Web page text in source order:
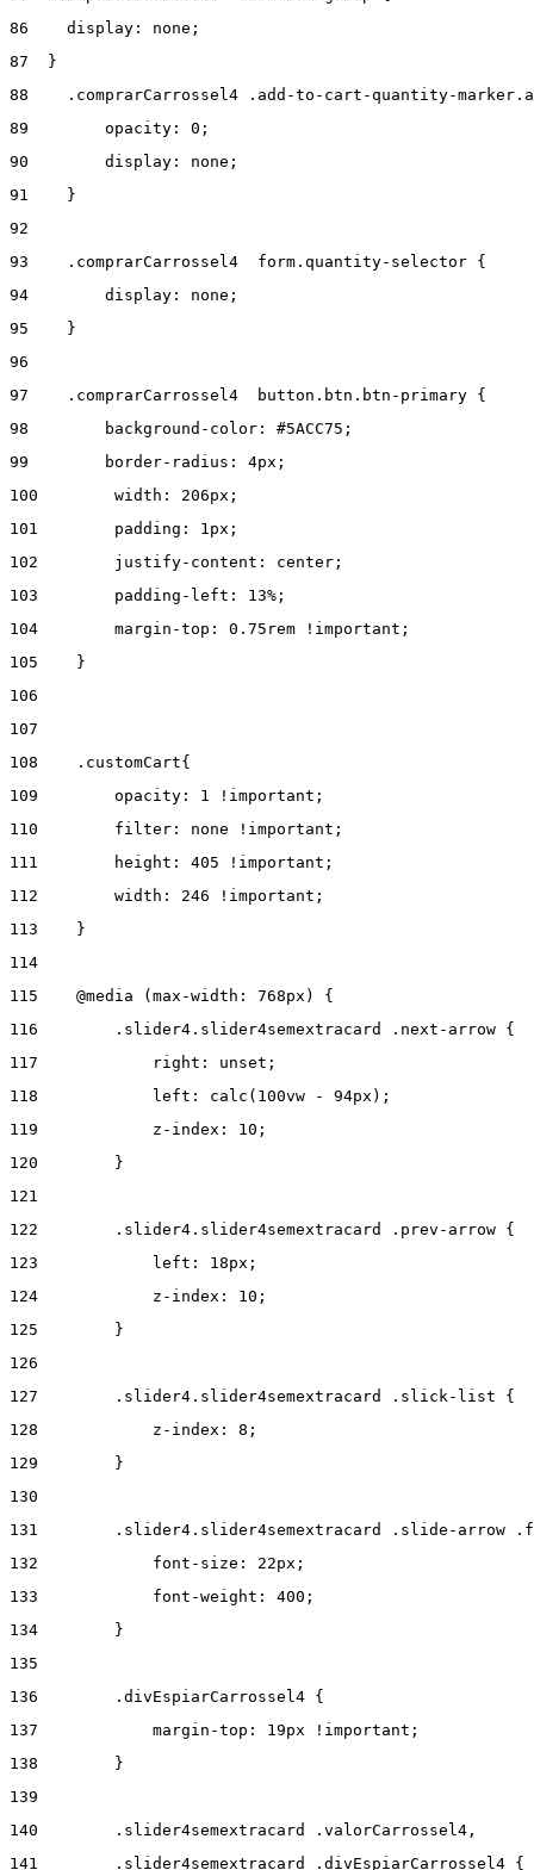
86
    display: none;
87
  }
88
.comprarCarrossel4 .add-to-cart-quantity-
89
        opacity: 0;
90
        display: none;
91
    }
92
93
    .comprarCarrossel4  form.quantity-selector {
94
        display: none;
95
    }
96
97
    .comprarCarrossel4  button.btn.btn-primary {
98
        background-color: #5ACC75;
99
        border-radius: 4px;
100
        width: 206px;
101
        padding: 1px;
102
        justify-content: center;
103
        padding-left: 13%;
104
        margin-top: 0.75rem !important;
105
    }
106
107
108
    .customCart{
109
        opacity: 1 !important;
110
        filter: none !important;
111
        height: 405 !important;
112
        width: 246 !important;
113
    }
114
115
    @media (max-width: 768px) {
116
        .slider4.slider4semextracard .next-arrow {
117
            right: unset;
118
            left: calc(100vw - 94px);
119
            z-index: 10;
120
        }
121
122
        .slider4.slider4semextracard .prev-arrow {
123
            left: 18px;
124
            z-index: 10;
125
        }
126
127
        .slider4.slider4semextracard .slick-list {
128
            z-index: 8;
129
        }
130
131
.slider4.slider4semextracard .slide-arrow
132
            font-size: 22px;
133
            font-weight: 400;
134
        }
135
136
        .divEspiarCarrossel4 {
137
            margin-top: 19px !important;
138
        }
139
140
        .slider4semextracard .valorCarrossel4,
141
        .slider4semextracard .divEspiarCarrossel4 {